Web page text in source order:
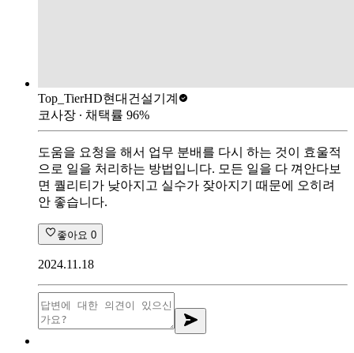
Top_TierHD현대건설기계
코사장 ∙ 채택률 96%
도움을 요청을 해서 업무 분배를 다시 하는 것이 효울적
으로 일을 처리하는 방법입니다. 모든 일을 다 껴안다보
면 퀄리티가 낮아지고 실수가 잦아지기 때문에 오히려
안 좋습니다.
좋아요 0
2024.11.18